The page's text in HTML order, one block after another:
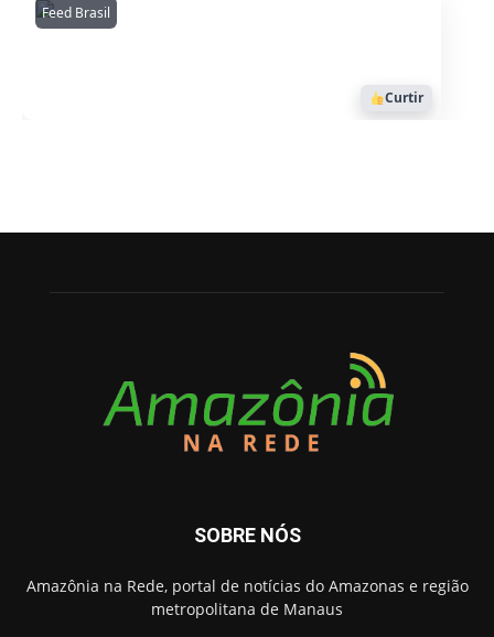
Feed BrasilAmazonianarede
1053
Curtir
SOBRE NÓS
Amazônia na Rede, portal de notícias do Amazonas e região
metropolitana de Manaus